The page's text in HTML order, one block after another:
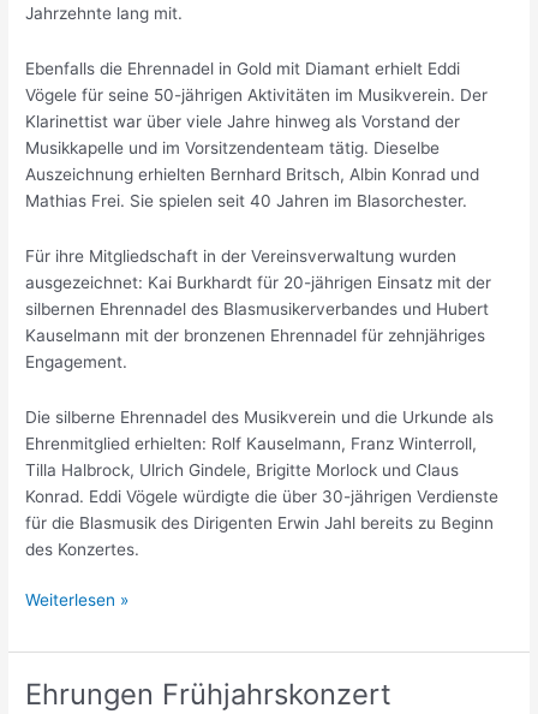
Jahrzehnte lang mit.
Ebenfalls die Ehrennadel in Gold mit Diamant erhielt Eddi
Vögele für seine 50-jährigen Aktivitäten im Musikverein. Der
Klarinettist war über viele Jahre hinweg als Vorstand der
Musikkapelle und im Vorsitzendenteam tätig. Dieselbe
Auszeichnung erhielten Bernhard Britsch, Albin Konrad und
Mathias Frei. Sie spielen seit 40 Jahren im Blasorchester.
Für ihre Mitgliedschaft in der Vereinsverwaltung wurden
ausgezeichnet: Kai Burkhardt für 20-jährigen Einsatz mit der
silbernen Ehrennadel des Blasmusikerverbandes und Hubert
Kauselmann mit der bronzenen Ehrennadel für zehnjähriges
Engagement.
Die silberne Ehrennadel des Musikverein und die Urkunde als
Ehrenmitglied erhielten: Rolf Kauselmann, Franz Winterroll,
Tilla Halbrock, Ulrich Gindele, Brigitte Morlock und Claus
Konrad. Eddi Vögele würdigte die über 30-jährigen Verdienste
für die Blasmusik des Dirigenten Erwin Jahl bereits zu Beginn
des Konzertes.
Bericht
&
Weiterlesen »
Ehrungen Frühjahrskonzert